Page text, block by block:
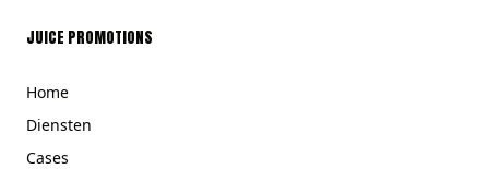
JUICE PROMOTIONS
Home
Diensten
Cases